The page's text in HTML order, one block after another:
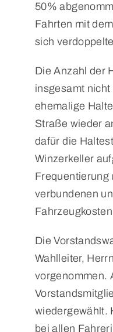
50%
Fahrten mit
sich
Die Anzahl der
insgesamt
ehemalige
Straße wieder
dafür die
Winzerkeller
Frequentierung
verbundenen
Die
Wahlleiter,
vorgenommen.
wiedergewählt.
bei allen